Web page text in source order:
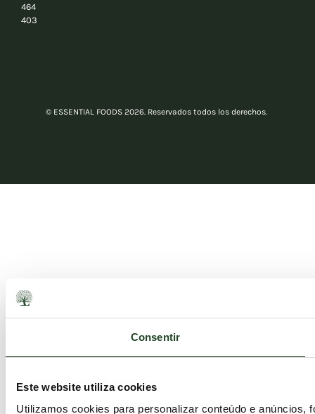
Consentir
Este website utiliza cookies
Utilizamos cookies para personalizar conteúdo e anúncios,
464
403
© ESSENTIAL FOODS 2026. Reservados todos los derechos.